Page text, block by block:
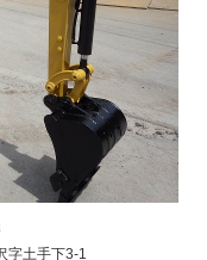
字土手下3-1